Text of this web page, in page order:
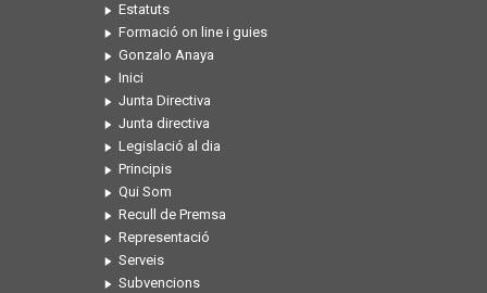
Estatuts
Formació on line i guies
Gonzalo Anaya
Inici
Junta Directiva
Junta directiva
Legislació al dia
Principis
Qui Som
Recull de Premsa
Representació
Serveis
Subvencions